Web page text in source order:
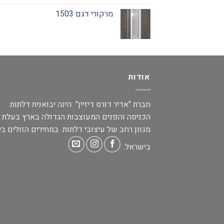
מרקורי דגם 1503
אודות
חברת "אדיר דורס דיזיין" הינה יבואנית דלתות
הכניסה והפנים המעוצבות הגדולה בארץ בעלת
מגוון רחב של עיצובי דלתות במחירים הזולים
בישראל.